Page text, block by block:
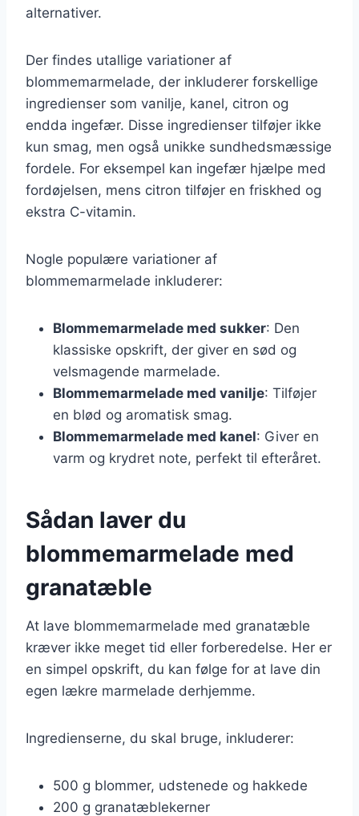
alternativer.
Der findes utallige variationer af
blommemarmelade, der inkluderer forskellige
ingredienser som vanilje, kanel, citron og
endda ingefær. Disse ingredienser tilføjer ikke
kun smag, men også unikke sundhedsmæssige
fordele. For eksempel kan ingefær hjælpe med
fordøjelsen, mens citron tilføjer en friskhed og
ekstra C-vitamin.
Nogle populære variationer af
blommemarmelade inkluderer:
Blommemarmelade med sukker: Den
klassiske opskrift, der giver en sød og
velsmagende marmelade.
Blommemarmelade med vanilje: Tilføjer
en blød og aromatisk smag.
Blommemarmelade med kanel: Giver en
varm og krydret note, perfekt til efteråret.
Sådan laver du
blommemarmelade med
granatæble
At lave blommemarmelade med granatæble
kræver ikke meget tid eller forberedelse. Her er
en simpel opskrift, du kan følge for at lave din
egen lækre marmelade derhjemme.
Ingredienserne, du skal bruge, inkluderer:
500 g blommer, udstenede og hakkede
200 g granatæblekerner